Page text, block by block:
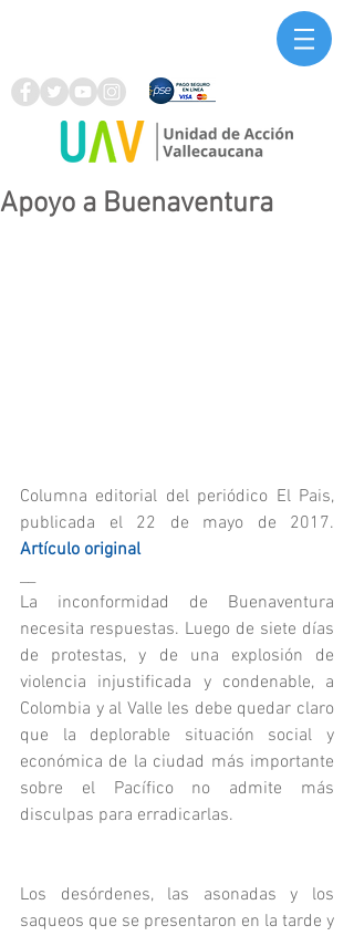
Apoyo a Buenaventura
Columna editorial del periódico El Pais,
Artículo original
__
La inconformidad de Buenaventura
necesita respuestas. Luego de siete días
de protestas, y de una explosión de
violencia injustificada y condenable, a
Colombia y al Valle les debe quedar claro
que la deplorable situación social y
económica de la ciudad más importante
sobre el Pacífico no admite más
disculpas para erradicarlas.
Los desórdenes, las asonadas y los
saqueos que se presentaron en la tarde y